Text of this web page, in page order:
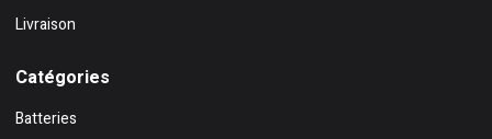
Livraison
Catégories
Batteries